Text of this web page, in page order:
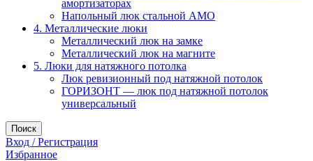
амортизаторах
Напольный люк стальной АМО
4. Металлические люки
Металлический люк на замке
Металлический люк на магните
5. Люки для натяжного потолка
Люк ревизионный под натяжной потолок
ГОРИЗОНТ — люк под натяжной потолок
универсальный
Поиск
Вход / Регистрация
Избранное